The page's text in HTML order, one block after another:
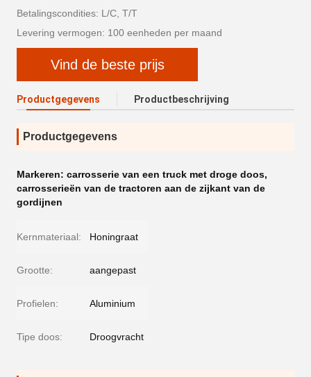
Betalingscondities: L/C, T/T
Levering vermogen: 100 eenheden per maand
Vind de beste prijs
Productgegevens Productbeschrijving
Productgegevens
Markeren: carrosserie van een truck met droge doos,
carrosserieën van de tractoren aan de zijkant van de
gordijnen
Kernmateriaal: Honingraat
Grootte: aangepast
Profielen: Aluminium
Tipe doos: Droogvracht